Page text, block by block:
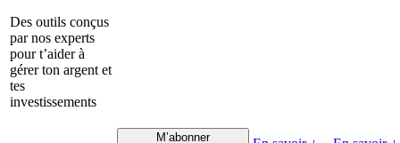
Des outils conçus
par nos experts
pour t’aider à
gérer ton argent et
tes
investissements
M’abonner